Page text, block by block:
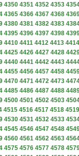
4350 4351 4352 4353
4365 4366 4367 4368
4380 4381 4382 4383
4395 4396 4397 4398
4410 4411 4412 4413 4414
4425 4426 4427 4428
4440 4441 4442 4443
4455 4456 4457 4458
4470 4471 4472 4473
4485 4486 4487 4488
4500 4501 4502 4503
4515 4516 4517 4518 4519
4530 4531 4532 4533
4545 4546 4547 4548
4560 4561 4562 4563
4575 4576 4577 4578